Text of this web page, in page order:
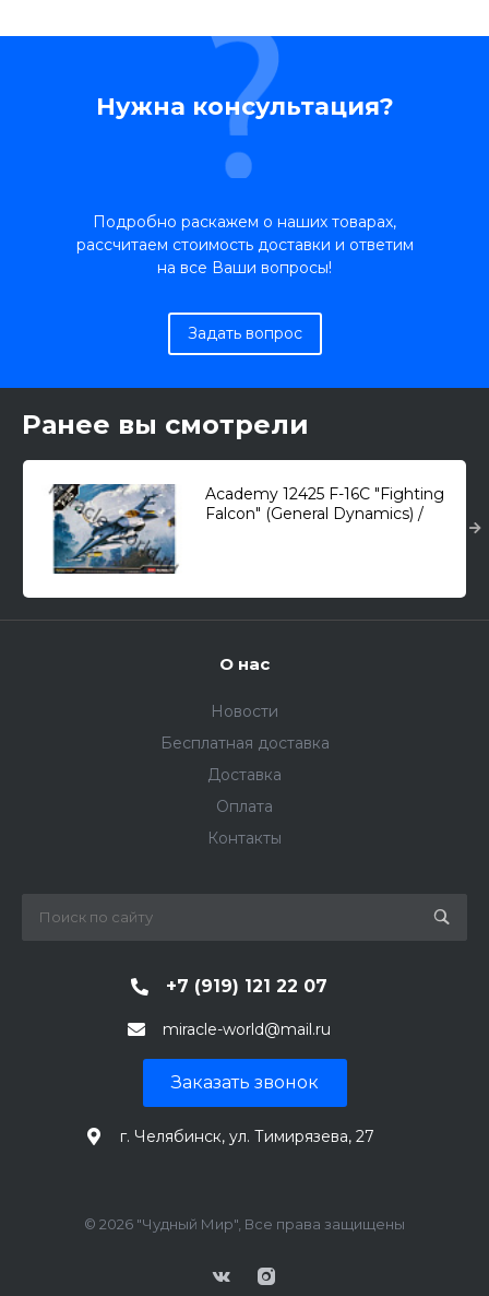
Нужна консультация?
Подробно раскажем о наших товарах,
рассчитаем стоимость доставки и ответим
на все Ваши вопросы!
Задать вопрос
Ранее вы смотрели
Academy 12425 F-16C "Fighting
Falcon" (General Dynamics) /
О нас
Новости
Бесплатная доставка
Доставка
Оплата
Контакты
+7 (919) 121 22 07
miracle-world@mail.ru
Заказать звонок
г. Челябинск, ул. Тимирязева, 27
© 2026 "Чудный Мир", Все права защищены